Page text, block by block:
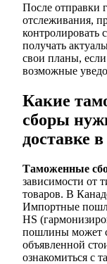
После отправки
отслеживания,
контролировать
получать
свои планы, если
возможные
Какие
сборы
доставке
Таможенные
зависимости от
товаров. В
Импортные
HS
пошлины может
объявленной
ознакомиться с